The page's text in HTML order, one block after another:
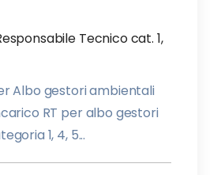
Tecnico cat. 1,
Albo gestori ambientali
RT per albo gestori
1, 4, 5...